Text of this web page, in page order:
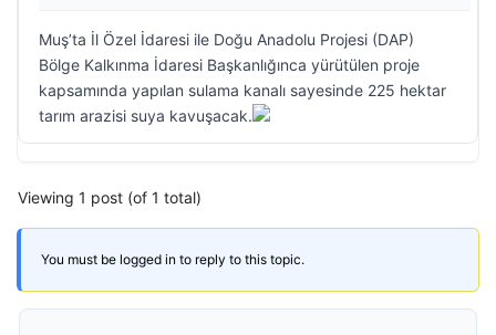
Muş’ta İl Özel İdaresi ile Doğu Anadolu Projesi (DAP)
Bölge Kalkınma İdaresi Başkanlığınca yürütülen proje
kapsamında yapılan sulama kanalı sayesinde 225 hektar
tarım arazisi suya kavuşacak.
Viewing 1 post (of 1 total)
You must be logged in to reply to this topic.